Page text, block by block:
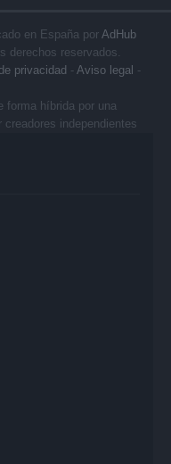
en España por AdHub
derechos reservados.
privacidad - Aviso legal -
forma híbrida por una
independientes